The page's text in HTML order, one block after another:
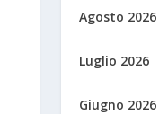
Agosto 2026
Luglio 2026
Giugno 2026